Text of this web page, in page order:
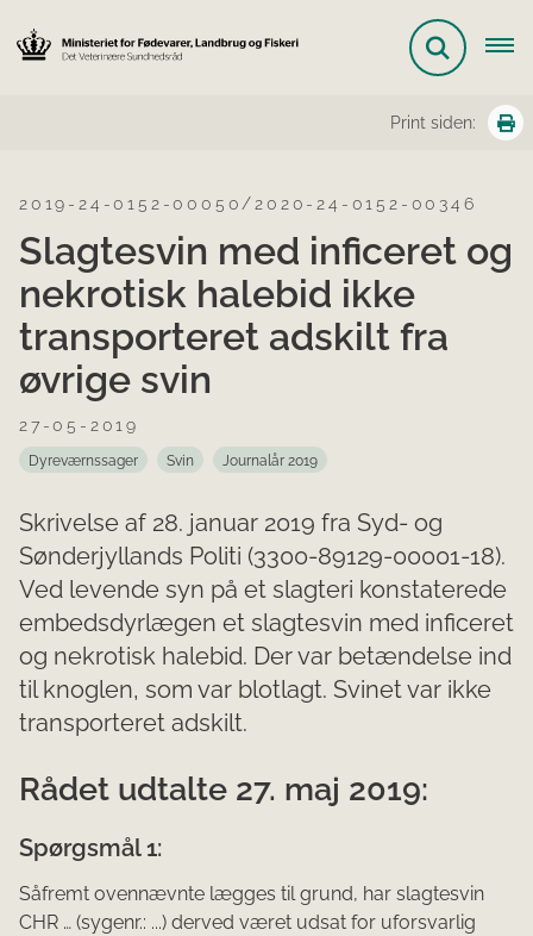
Print siden:
2019-24-0152-00050/2020-24-0152-00346
Slagtesvin med inficeret og
nekrotisk halebid ikke
transporteret adskilt fra
øvrige svin
27-05-2019
Dyreværnssager Svin Journalår 2019
Skrivelse af 28. januar 2019 fra Syd- og
Sønderjyllands Politi (3300-89129-00001-18).
Ved levende syn på et slagteri konstaterede
embedsdyrlægen et slagtesvin med inficeret
og nekrotisk halebid. Der var betændelse ind
til knoglen, som var blotlagt. Svinet var ikke
transporteret adskilt.
Rådet udtalte 27. maj 2019:
Spørgsmål 1:
Såfremt ovennævnte lægges til grund, har slagtesvin
CHR … (sygenr.: ...) derved været udsat for uforsvarlig